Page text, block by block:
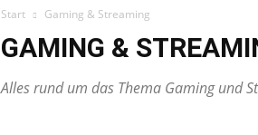
Start Gaming & Streaming
GAMING &
Alles rund um das Thema Gaming und